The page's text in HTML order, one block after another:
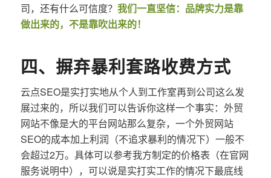
司，还有什么可信度？ 我们一直坚信：品牌实力是靠
做出来的，不是靠吹出来的！
四、摒弃暴利套路收费方式
云点SEO是实打实地从个人到工作室再到公司这么发
展过来的，所以我们可以告诉你这样一个事实：外贸
网站不像是大的平台网站那么复杂，一个外贸网站
SEO的成本加上利润（不追求暴利的情况下）一般不
会超过2万。具体可以参考我方制定的价格表（在官网
服务说明中），可以说是实打实工作的情况下最底线